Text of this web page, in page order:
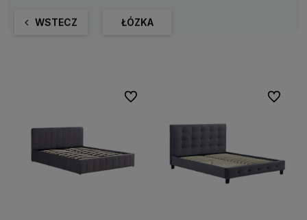
WSTECZ ŁÓZKA
Do ulubionych Do